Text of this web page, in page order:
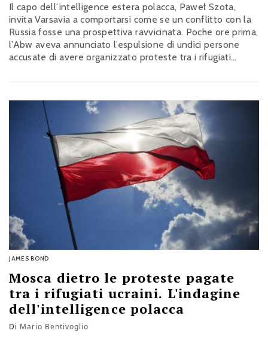
Il capo dell’intelligence estera polacca, Paweł Szota,
invita Varsavia a comportarsi come se un conflitto con la
Russia fosse una prospettiva ravvicinata. Poche ore prima,
l’Abw aveva annunciato l’espulsione di undici persone
accusate di avere organizzato proteste tra i rifugiati
JAMES BOND
Mosca dietro le proteste pagate
tra i rifugiati ucraini. L'indagine
dell'intelligence polacca
Di Mario Bentivoglio